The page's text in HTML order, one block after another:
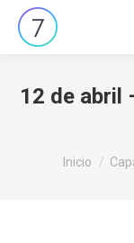
12 de abril
Estás aquí:
Inicio